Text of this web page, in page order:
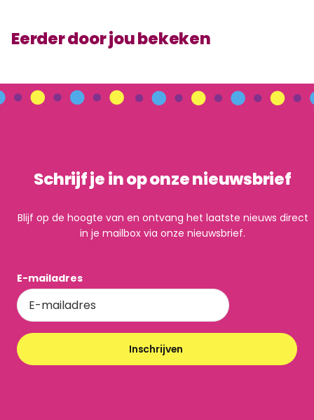
Eerder door jou bekeken
Schrijf je in op onze nieuwsbrief
Blijf op de hoogte van en ontvang het laatste nieuws direct
in je mailbox via onze nieuwsbrief.
E-mailadres
Inschrijven